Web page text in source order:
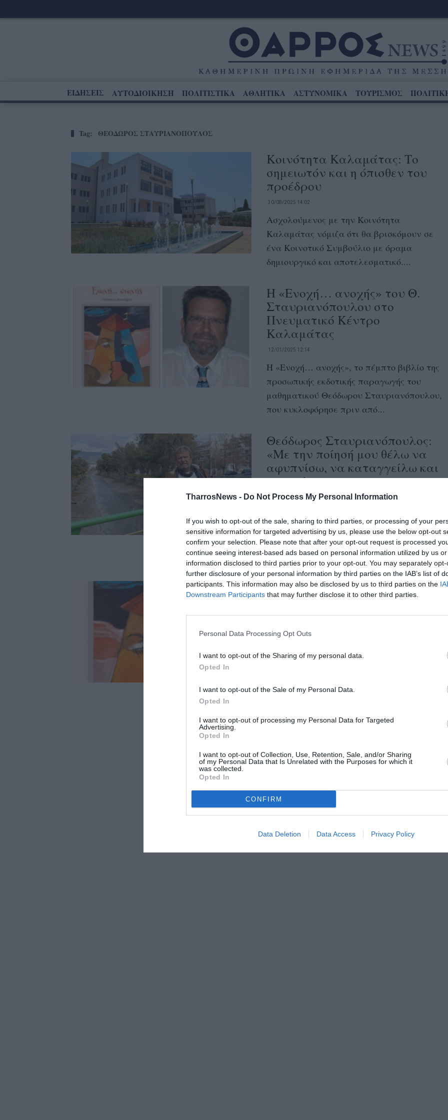
TharrosNews - Do Not Process My Personal Information
If you wish to opt-out of the sale, sharing to third parties, or processing of your
sensitive information for targeted advertising by us, please use the below opt-out
confirm your selection. Please note that after your opt-out request is processed
continue seeing interest-based ads based on personal information utilized by us
information disclosed to third parties prior to your opt-out. You may separately
further disclosure of your personal information by third parties on the IAB’s list of
participants. This information may also be disclosed by us to third parties on the
Downstream Participants that may further disclose it to other third parties.
Personal Data Processing Opt Outs
I want to opt-out of the Sharing of my personal data.
Opted In
I want to opt-out of the Sale of my Personal Data.
Opted In
I want to opt-out of processing my Personal Data for Targeted
Advertising.
Opted In
I want to opt-out of Collection, Use, Retention, Sale, and/or Sharing
of my Personal Data that Is Unrelated with the Purposes for which it
was collected.
Opted In
CONFIRM
Data Deletion Data Access Privacy Policy
ΕΙΔΗΣΕΙΣ ΑΥΤΟΔΙΟΙΚΗΣΗ ΠΟΛΙΤΙΣΤΙΚΑ ΑΘΛΗΤΙΚΑ ΑΣΤΥΝΟΜΙΚΑ ΤΟΥΡΙΣΜΟΣ
Tag: ΘΕΟΔΩΡΟΣ ΣΤΑΥΡΙΑΝΟΠΟΥΛΟΣ
Κοινότητα Καλαμάτας: Το
σημειωτόν και η όπισθεν του
προέδρου
30/08/2025 14:02
Ασχολούμενος με την Κοινότητα
Καλαμάτας νόμιζα ότι θα βρισκόμουν σε
ένα Κοινοτικό Συμβούλιο με όραμα
δημιουργικό και αποτελεσματικό....
Η «Ενοχή… ανοχής» του Θ.
Σταυριανόπουλου στο
Πνευματικό Κέντρο
Καλαμάτας
12/01/2025 12:14
Η «Ενοχή… ανοχής», το πέμπτο βιβλίο της
προσωπικής εκδοτικής παραγωγής του
μαθηματικού Θεόδωρου Σταυριανόπουλου,
που κυκλοφόρησε πριν από...
Θεόδωρος Σταυριανόπουλος:
«Με την ποίησή μου θέλω να
αφυπνίσω, να καταγγείλω και
να ενώσω»
07/01/2025 17:50
πολιτικοκοινωνικά ζητήματα και η πρακτική
ηθική με απώτερο όραμα έναν καλύτερο
κόσμο για όλους,...
Βιβλιοπαρούσιαση στην
Καλαμάτα: «Ενοχή… ανοχής»
η νέα ποιητική του Θ.
Σταυριανόπουλου –
«Ενοχή… ανοχής» είναι η νέα ποιητική
η οποία θα παρουσιαστεί στο Πνευματικό